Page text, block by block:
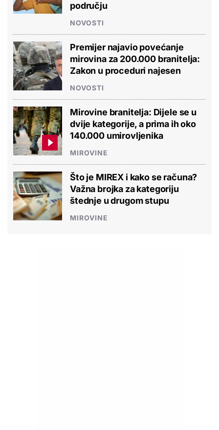
području
NOVOSTI
Premijer najavio povećanje
mirovina za 200.000 branitelja:
Zakon u proceduri najesen
NOVOSTI
Mirovine branitelja: Dijele se u
dvije kategorije, a prima ih oko
140.000 umirovljenika
MIROVINE
Što je MIREX i kako se računa?
Važna brojka za kategoriju
štednje u drugom stupu
MIROVINE